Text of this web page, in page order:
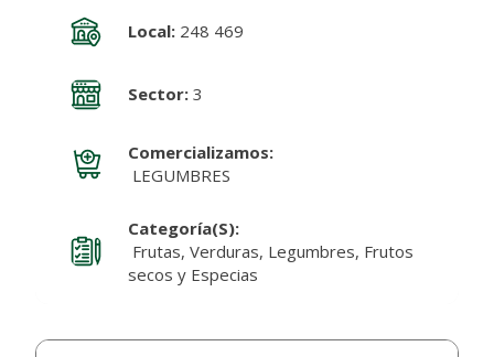
Local:248 469
Sector:3
Comercializamos:
LEGUMBRES
Categoría(s):
Frutas, Verduras, Legumbres, Frutos
secos y Especias